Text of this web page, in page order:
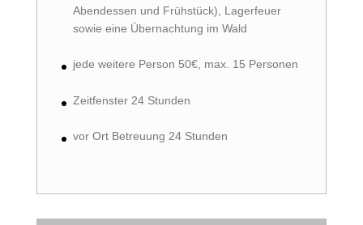
Abendessen und Frühstück), Lagerfeuer
sowie eine Übernachtung im Wald
jede weitere Person 50€, max. 15 Personen
Zeitfenster 24 Stunden
vor Ort Betreuung 24 Stunden